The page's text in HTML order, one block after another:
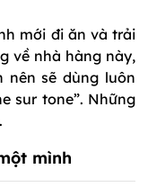
mới đi ăn và trải
về nhà hàng này,
nên sẽ dùng luôn
sur tone”. Những
mình